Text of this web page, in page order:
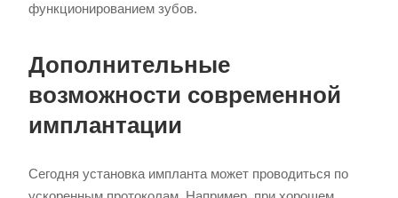
функционированием зубов.
Дополнительные
возможности современной
имплантации
Сегодня установка импланта может проводиться по